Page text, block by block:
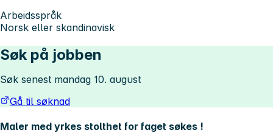
Arbeidsspråk
Norsk eller skandinavisk
Søk på jobben
Søk senest mandag 10. august
Gå til søknad
Maler med yrkes stolthet for faget søkes !